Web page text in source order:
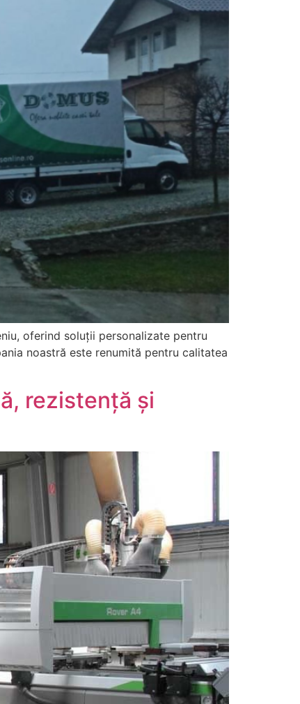
oferind soluții personalizate pentru
noastră este renumită pentru calitatea
rezistență și